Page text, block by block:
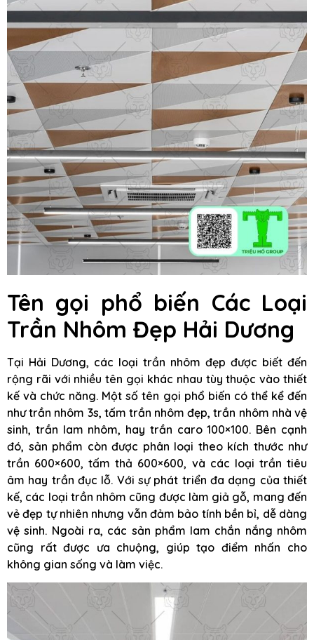
Tên gọi phổ biến Các Loại
Trần Nhôm Đẹp Hải Dương
Tại Hải Dương, các loại trần nhôm đẹp được biết đến
rộng rãi với nhiều tên gọi khác nhau tùy thuộc vào thiết
kế và chức năng. Một số tên gọi phổ biến có thể kể đến
như trần nhôm 3s, tấm trần nhôm đẹp, trần nhôm nhà vệ
sinh, trần lam nhôm, hay trần caro 100×100. Bên cạnh
đó, sản phẩm còn được phân loại theo kích thước như
trần 600×600, tấm thả 600×600, và các loại trần tiêu
âm hay trần đục lỗ. Với sự phát triển đa dạng của thiết
kế, các loại trần nhôm cũng được làm giả gỗ, mang đến
vẻ đẹp tự nhiên nhưng vẫn đảm bảo tính bền bỉ, dễ dàng
vệ sinh. Ngoài ra, các sản phẩm lam chắn nắng nhôm
cũng rất được ưa chuộng, giúp tạo điểm nhấn cho
không gian sống và làm việc.